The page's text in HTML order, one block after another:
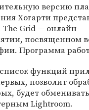
версию
Хогарти
The Grid — онлайн-
посвященном
Программа
функций
позволит
будет
Lightroom.